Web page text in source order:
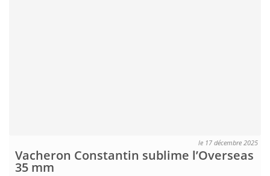
le 17 décembre 2025
Vacheron Constantin sublime l’Overseas
35 mm